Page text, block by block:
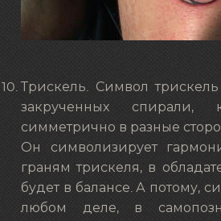
Трискель. Символ
закрученных спирали,
симметрично в разные
Он символизирует
граням трискеля, в
будет в балансе. А потому,
любом деле, в